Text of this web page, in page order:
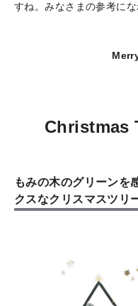
すね。みなさまの参考にな
Christmas
もみの木のグリーンを
クスなクリスマスツリ